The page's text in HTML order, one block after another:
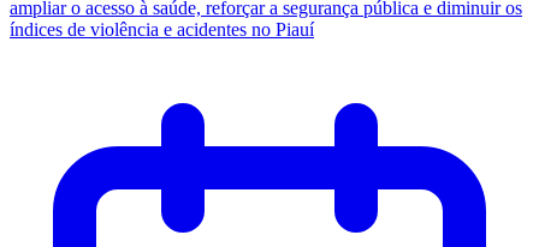
ampliar o acesso à saúde, reforçar a segurança pública e diminuir os
índices de violência e acidentes no Piauí